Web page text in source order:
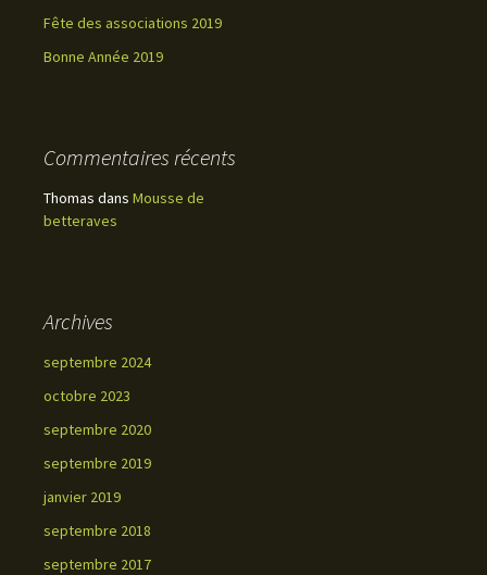
Fête des associations 2019
Bonne Année 2019
Commentaires récents
Thomas dans Mousse de
betteraves
Archives
septembre 2024
octobre 2023
septembre 2020
septembre 2019
janvier 2019
septembre 2018
septembre 2017